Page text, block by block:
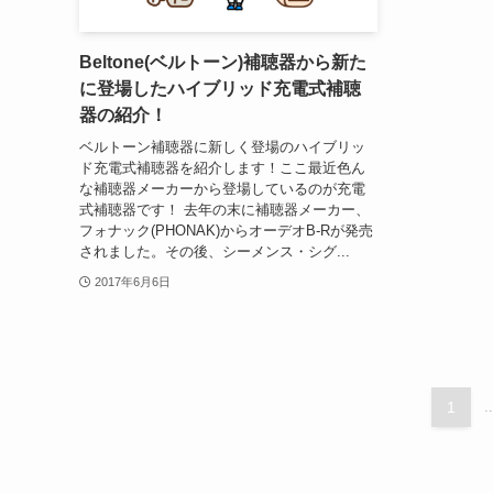
Beltone(ベルトーン)補聴器から新た
に登場したハイブリッド充電式補聴
器の紹介！
ベルトーン補聴器に新しく登場のハイブリッ
ド充電式補聴器を紹介します！ここ最近色ん
な補聴器メーカーから登場しているのが充電
式補聴器です！ 去年の末に補聴器メーカー、
フォナック(PHONAK)からオーデオB-Rが発売
されました。その後、シーメンス・シグ...
2017年6月6日
1